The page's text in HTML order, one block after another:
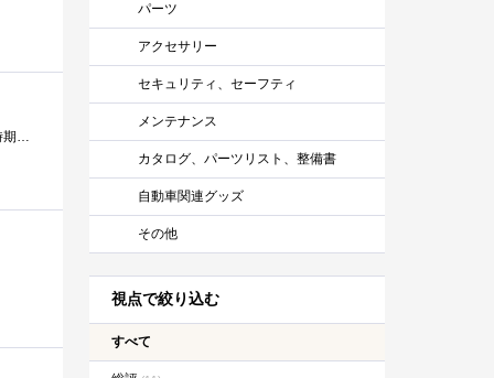
ラジエーター液の不足を知らせるランプが点灯しました。 車体の下に 僅かなシミを見つけることがありますが この時期はエアコンが排出...
パーツ
アクセサリー
セキュリティ、セーフティ
メンテナンス
カタログ、パーツリスト、整備書
自動車関連グッズ
その他
視点で絞り込む
すべて